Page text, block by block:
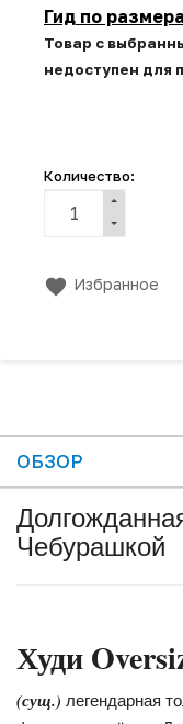
Гид по
Товар с
недоступен для
Количество:
Избранное
ОБЗОР
Чебурашкой
Худи
(сущ.) легендарная